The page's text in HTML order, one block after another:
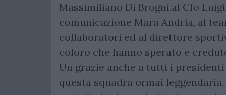
Massimiliano Di Brogni,al Cfo
comunicazione Mara Andria, al
collaboratori ed al direttore
coloro che hanno sperato e
Un grazie anche a tutti i
questa squadra ormai